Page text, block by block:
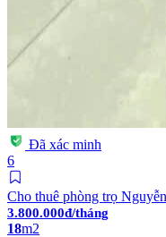
Đã xác minh
6
Cho thuê phòng trọ
3.800.000đ/tháng
18m2